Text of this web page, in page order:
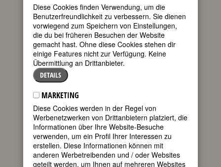
im Februar 1931 wegen
»gewerbsmäßiger Abtreibung« die
Kampagne gegen den Paragraphen 218
in eine riesige Massenbewegung
verwandelte. In ganz Deutschland kam
es zu Demonstrationen,
Protestmärschen und Kundgebungen,
die die Freisprechung der ÄrztInnen und
die Abschaffung des
»Schandparagraphen« forderten.
Anders als der Kommunist und
berühmte Schriftsteller Wolf, der bald
auf Kaution freigelassen wurde,
verbrachte die noch unbekannte Else
Kienle sechs Wochen in
Untersuchungshaft, bis sie durch einen
siebentägigen Hungerstreik ihre
Diese Cookies finden Verwendung, um die
Benutzerfreundlichkeit zu verbessern. Sie dienen
vorwiegend zum Speichern von Einstellungen,
die du bei früheren Besuchen der Website
gemacht hast. Ohne diese Cookies stehen dir
einige Features nicht zur Verfügung. Keine
Übermittlung an Drittanbieter.
DETAILS
MARKETING
Diese Cookies werden in der Regel von
Werbenetzwerken von Drittanbietern platziert, die
Informationen über Ihre Website-Besuche
verwenden, um ein Profil Ihrer Interessen zu
erstellen. Diese Informationen können mit
anderen Werbetreibenden und / oder Websites
geteilt werden, um Ihnen auf mehreren Websites